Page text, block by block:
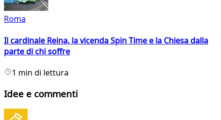
Roma
Il cardinale Reina, la vicenda Spin Time e la Chiesa dalla
parte di chi soffre
1 min di lettura
Idee e commenti